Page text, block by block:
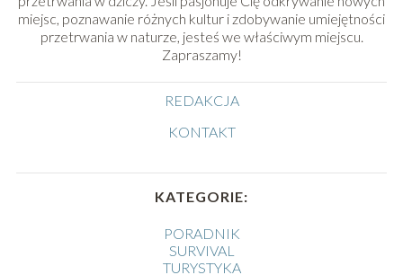
miejsc, poznawanie różnych kultur i zdobywanie umiejętności
przetrwania w naturze, jesteś we właściwym miejscu.
Zapraszamy!
REDAKCJA
KONTAKT
KATEGORIE:
PORADNIK
SURVIVAL
TURYSTYKA